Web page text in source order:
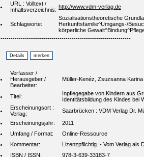
URL : Volltext /
Inhaltsverzeichnis: http://www.vdm-verlag.de
Schlagworte:
Sozialisationstheoretische
Herkunftsfamilie^Umgangs-/
körperliche
----------------------------------------------------------------
Verfasser /
Herausgeber /
Bearbeiter:
Müller-Kenéz, Zsuzsanna Karina
Titel:
Inpflegegabe von Kindern aus
Identitätsbildung des Kindes bei
Erscheinungsort :
Verlag:
Saarbrücken : VDM Verlag Dr.
Erscheinungsjahr:
2011
Umfang / Format:
Online-Ressource
Kommentar:
Lizenzpflichtig. - Vom Verlag
ISBN / ISSN:
978-3-639-33183-7